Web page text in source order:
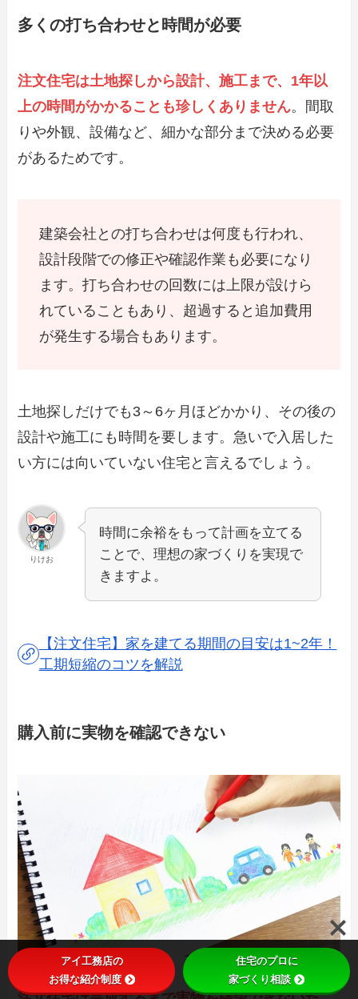
多くの打ち合わせと時間が必要
注文住宅は土地探しから設計、施工まで、1年以
上の時間がかかることも珍しくありません。間取
りや外観、設備など、細かな部分まで決める必要
があるためです。
建築会社との打ち合わせは何度も行われ、
設計段階での修正や確認作業も必要になり
ます。打ち合わせの回数には上限が設けら
れていることもあり、超過すると追加費用
が発生する場合もあります。
土地探しだけでも3～6ヶ月ほどかかり、その後の
設計や施工にも時間を要します。急いで入居した
い方には向いていない住宅と言えるでしょう。
りけお
時間に余裕をもって計画を立てる
ことで、理想の家づくりを実現で
きますよ。
【注文住宅】家を建てる期間の目安は1~2年！
工期短縮のコツを解説
購入前に実物を確認できない
アイ工務店の
お得な紹介制度
住宅のプロに
家づくり相談